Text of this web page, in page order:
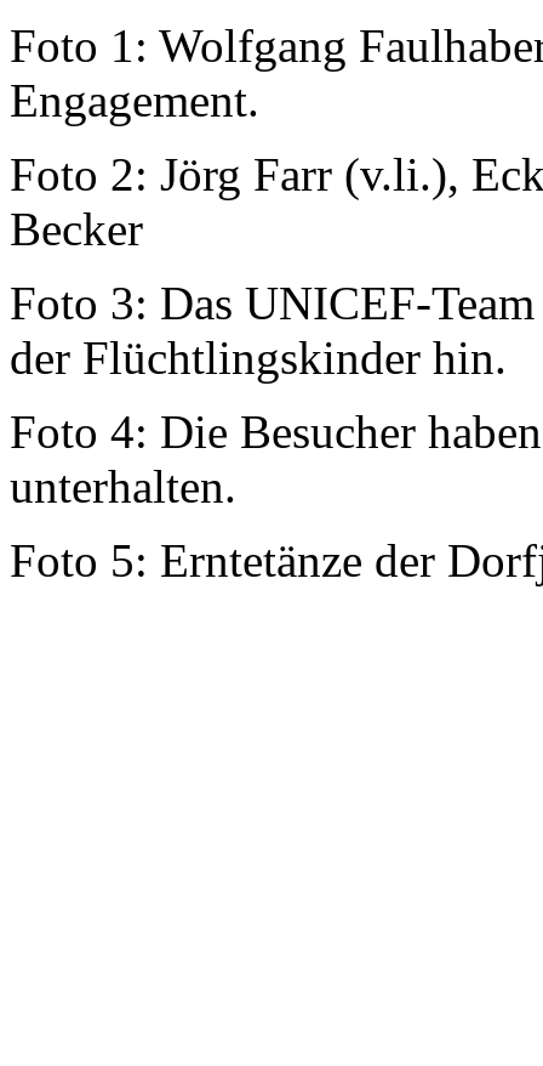
Foto 1: Wolfgang
Engagement.
Foto 2: Jörg Farr (v.li.),
Becker
Foto 3: Das UNICEF-
der Flüchtlingskinder hin.
Foto 4: Die Besucher
unterhalten.
Foto 5: Erntetänze der